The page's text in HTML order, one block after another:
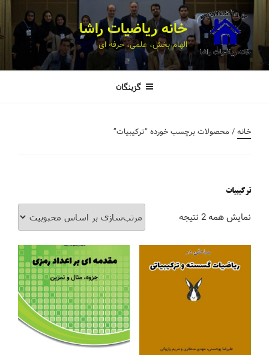
خانه ریاضیات راشا
الهام بخش، علمی، حرفه ای
گزینگان
خانه/ محصولات برچسب خورده “ترکیبیات”
ترکیبیات
نمایش همه 2 نتیجه